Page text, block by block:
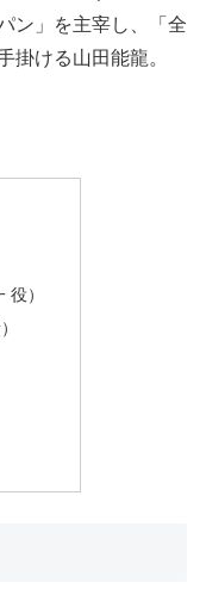
ン」を主宰し、「全
掛ける山田能龍。
）